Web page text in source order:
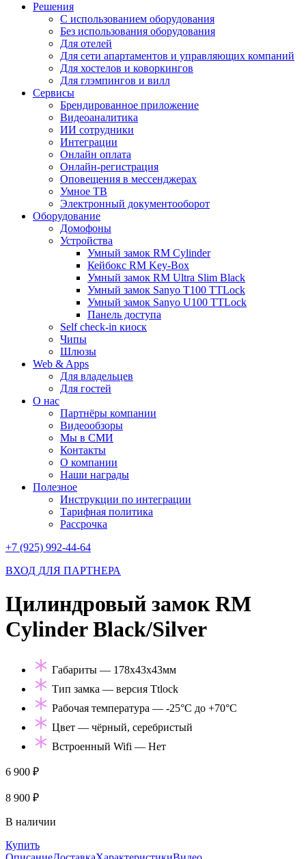
Решения
С использованием оборудования
Без использования оборудования
Для отелей
Для сети апартаментов и управляющих компаний
Для хостелов и коворкингов
Для глэмпингов и вилл
Сервисы
Брендированное приложение
Видеоаналитика
ИИ сотрудники
Интеграции​​​​​​​
Онлайн оплата
Онлайн-регистрация
Оповещения в мессенджерах
Умное ТВ
Электронный документооборот
Оборудование
Домофоны
Устройства
Умный замок RM Cylinder
Кейбокс RM Key-Box
Умный замок RM Ultra Slim Black
Умный замок Sanyo T100 TTLock
Умный замок Sanyo U100 TTLock
Панель доступа
Self check-in киоск
Чипы
Шлюзы
Web & Apps
Для владельцев
Для гостей
О нас
Партнёры компании
Видеообзоры
Мы в СМИ
Контакты
О компании
Наши награды
Полезное
Инструкции по интеграции
Тарифная политика
Рассрочка
+7 (925) 992-44-64
ВХОД ДЛЯ ПАРТНЕРА
Цилиндровый замок RM
Cylinder Black/Silver
Габариты — 178х43х43мм
Тип замка — версия Ttlock
Рабочая температура — -25°С до +70°С
Цвет — чёрный, серебристый
Встроенный Wifi — Нет
6 900 ₽
8 900 ₽
В наличии
Купить